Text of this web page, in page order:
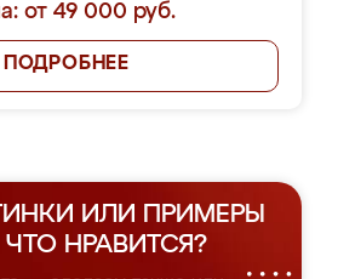
от 49 000 руб.
ПОДРОБНЕЕ
ИЛИ ПРИМЕРЫ
ЧТО НРАВИТСЯ?